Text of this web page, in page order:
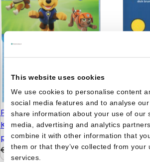
This website uses cookies
We use cookies to personalise content
social media features and to analyse
share information about your use of our
media, advertising and analytics
combine it with other information that
them or that they’ve collected from your
services.
Paw Patrol pakket -
Knutselen, kleuren
puzzelen en stickers
€
9,99 € 4,99
Nijntje
Kijken,
&
5,99